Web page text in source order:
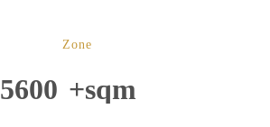
Zone
5600 +sqm